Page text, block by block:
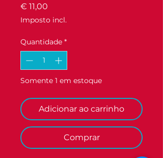
€ 11,00
Imposto incl.
Quantidade *
Somente 1 em estoque
Adicionar ao carrinho
Comprar